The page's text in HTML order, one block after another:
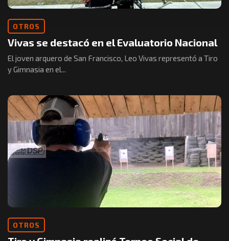
OTROS
Vivas se destacó en el Evaluatorio Nacional
El joven arquero de San Francisco, Leo Vivas representó a Tiro
y Gimnasia en el...
OTROS